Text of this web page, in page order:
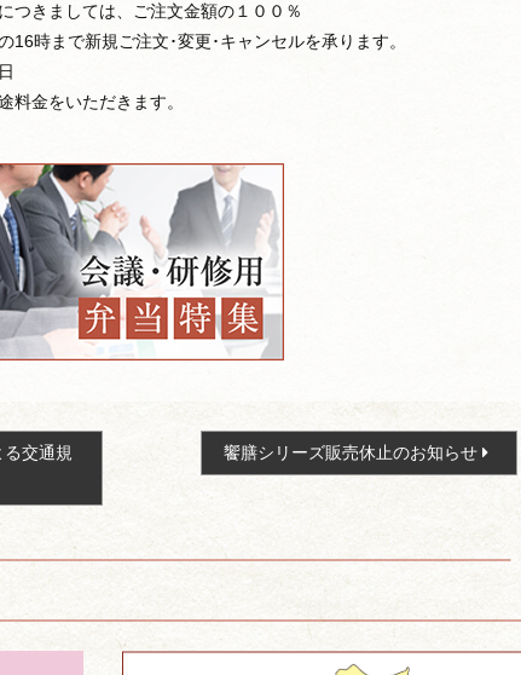
つきましては、ご注文金額の１００％
16時まで新規ご注文･変更･キャンセルを承ります。
料金をいただきます。
交通規
饗膳シリーズ販売休止のお知らせ
せ